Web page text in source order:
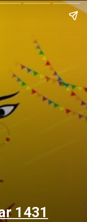
1431